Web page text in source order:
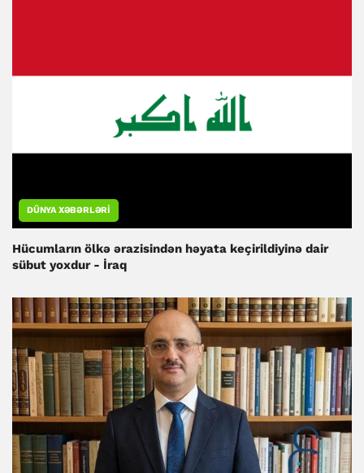
DÜNYA XƏBƏRLƏRI
Hücumların ölkə ərazisindən həyata keçirildiyinə dair
sübut yoxdur - İraq